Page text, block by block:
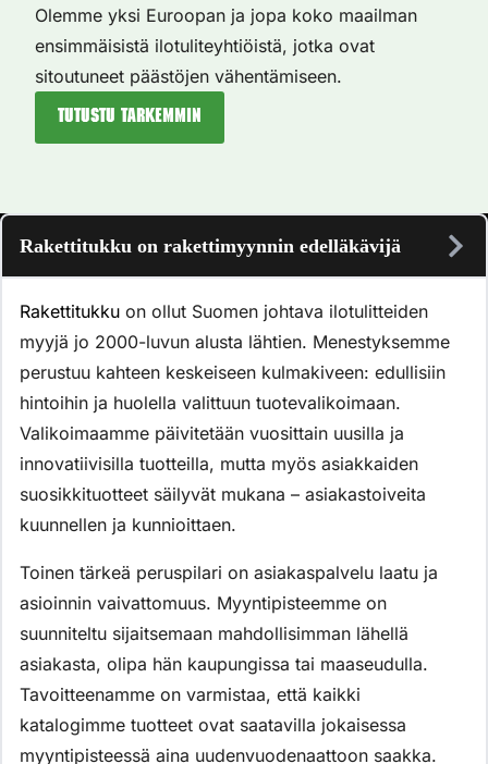
Olemme yksi Euroopan ja jopa koko maailman
ensimmäisistä ilotuliteyhtiöistä, jotka ovat
sitoutuneet päästöjen vähentämiseen.
Tutustu tarkemmin
Rakettitukku on rakettimyynnin edelläkävijä
Rakettitukku on ollut Suomen johtava ilotulitteiden
myyjä jo 2000-luvun alusta lähtien. Menestyksemme
perustuu kahteen keskeiseen kulmakiveen: edullisiin
hintoihin ja huolella valittuun tuotevalikoimaan.
Valikoimaamme päivitetään vuosittain uusilla ja
innovatiivisilla tuotteilla, mutta myös asiakkaiden
suosikkituotteet säilyvät mukana – asiakastoiveita
kuunnellen ja kunnioittaen.
Toinen tärkeä peruspilari on asiakaspalvelu laatu ja
asioinnin vaivattomuus. Myyntipisteemme on
suunniteltu sijaitsemaan mahdollisimman lähellä
asiakasta, olipa hän kaupungissa tai maaseudulla.
Tavoitteenamme on varmistaa, että kaikki
katalogimme tuotteet ovat saatavilla jokaisessa
myyntipisteessä aina uudenvuodenaattoon saakka.